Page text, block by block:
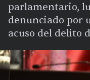
parlamentario,
denunciado por
acuso del delito